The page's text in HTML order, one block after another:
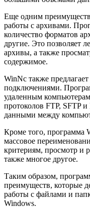
Еще одним
работы с архивами.
количество форматов
другие. Это позволяет
архивы, а также
содержимое.
WinNc также
подключениями.
удаленным
протоколов FTP, SFTP
данными между
Кроме того, программа
массовое
критериям, просмотр и
также многое другое.
Таким образом,
преимуществ, которые
работы с файлами и
Windows.